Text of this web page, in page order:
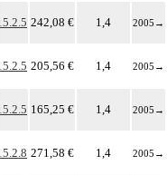
242,08 € 1,4 2005 →
205,56 € 1,4 2005 →
165,25 € 1,4 2005 →
271,58 € 1,4 2005 →